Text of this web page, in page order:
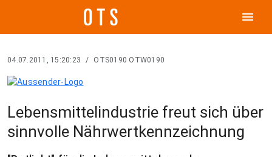
menu
04.07.2011, 15:20:23 / OTS0190 OTW0190
Lebensmittelindustrie freut sich über
sinnvolle Nährwertkennzeichnung